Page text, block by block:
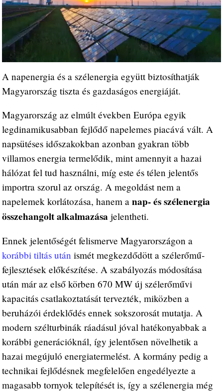
A napenergia és a szélenergia együtt biztosíthatják
Magyarország tiszta és gazdaságos energiáját.
Magyarország az elmúlt években Európa egyik
legdinamikusabban fejlődő napelemes piacává vált. A
napsütéses időszakokban azonban gyakran több
villamos energia termelődik, mint amennyit a hazai
hálózat fel tud használni, míg este és télen jelentős
importra szorul az ország. A megoldást nem a
napelemek korlátozása, hanem anap- és szélenergia
összehangolt alkalmazása jelentheti.
Ennek jelentőségét felismerve Magyarországon a
korábbi tiltás után ismét megkezdődött a szélerőmű-
fejlesztések előkészítése. A szabályozás módosítása
után már az első körben 670 MW új szélerőművi
kapacitás csatlakoztatását tervezték, miközben a
beruházói érdeklődés ennek sokszorosát mutatja. A
modern szélturbinák ráadásul jóval hatékonyabbak a
korábbi generációknál, így jelentősen növelhetik a
hazai megújuló energiatermelést. A kormány pedig a
technikai fejlődésnek megfelelően engedélyezte a
magasabb tornyok telepítését is, így a szélenergia még